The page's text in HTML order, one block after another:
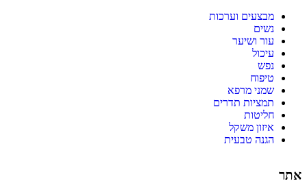
מבצעים וערכות
נשים
עור ושיער
עיכול
נפש
טיפוח
שמני מרפא
תמציות תדרים
חליטות
איזון משקל
הגנה טבעית
אתר